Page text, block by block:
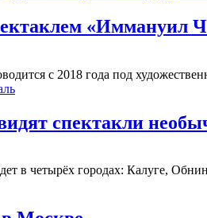
«Иммануил
с 2018 года под
спектакли
в четырёх городах: Калуге,